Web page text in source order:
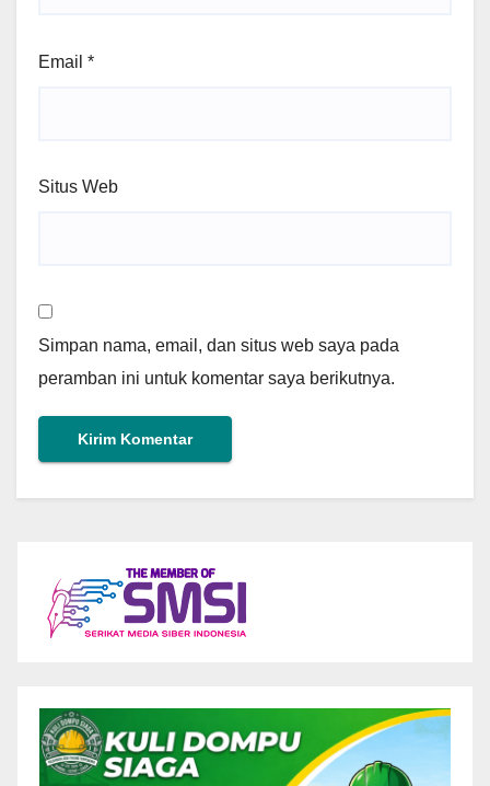
Email *
Situs Web
Simpan nama, email, dan situs web saya pada
peramban ini untuk komentar saya berikutnya.